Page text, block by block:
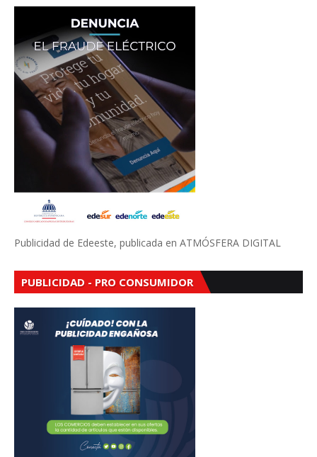
Publicidad de Edeeste, publicada en ATMÓSFERA DIGITAL
PUBLICIDAD - PRO CONSUMIDOR